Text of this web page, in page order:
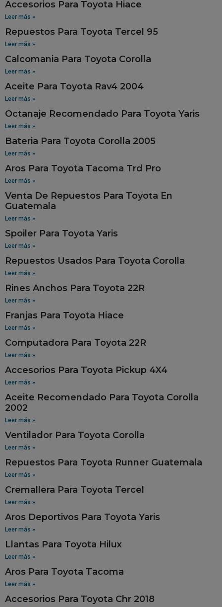
Accesorios Para Toyota Hiace
Leer más »
Repuestos Para Toyota Tercel 95
Leer más »
Calcomania Para Toyota Corolla
Leer más »
Aceite Para Toyota Rav4 2004
Leer más »
Octanaje Recomendado Para Toyota Yaris
Leer más »
Bateria Para Toyota Corolla 2005
Leer más »
Aros Para Toyota Tacoma Trd Pro
Leer más »
Venta De Repuestos Para Toyota En
Guatemala
Leer más »
Spoiler Para Toyota Yaris
Leer más »
Repuestos Usados Para Toyota Corolla
Leer más »
Rines Anchos Para Toyota 22R
Leer más »
Franjas Para Toyota Hiace
Leer más »
Computadora Para Toyota 22R
Leer más »
Accesorios Para Toyota Pickup 4X4
Leer más »
Aceite Recomendado Para Toyota Corolla
2002
Leer más »
Ventilador Para Toyota Corolla
Leer más »
Repuestos Para Toyota Runner Guatemala
Leer más »
Cremallera Para Toyota Tercel
Leer más »
Aros Deportivos Para Toyota Yaris
Leer más »
Llantas Para Toyota Hilux
Leer más »
Aros Para Toyota Tacoma
Leer más »
Accesorios Para Toyota Chr 2018